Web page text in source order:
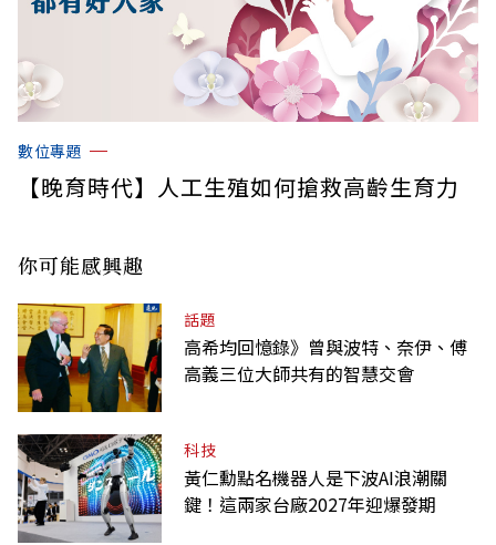
數位專題
【晚育時代】人工生殖如何搶救高齡生育力
你可能感興趣
話題
高希均回憶錄》曾與波特、奈伊、傅
高義三位大師共有的智慧交會
科技
黃仁勳點名機器人是下波AI浪潮關
鍵！這兩家台廠2027年迎爆發期